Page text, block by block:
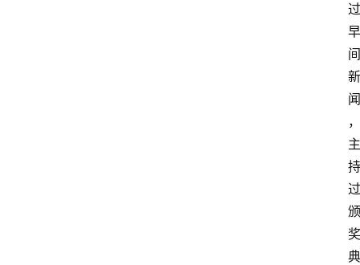
过
早
间
新
闻
，
主
持
过
颁
奖
典